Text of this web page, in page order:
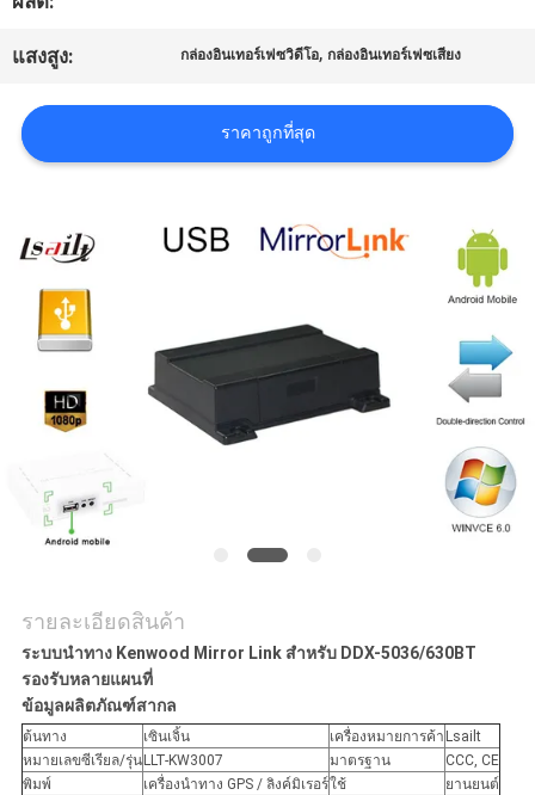
ข่าว
แผนผัง
เว็บไซต์
PRIVACY
POLICY
แสงสูง: กล่องอินเทอร์เฟซวิดีโอ, กล่องอินเทอร์เฟซเสียง
ราคาถูกที่สุด
รายละเอียดสินค้า
ระบบนำทาง Kenwood Mirror Link สำหรับ DDX-5036/630BT
รองรับหลายแผนที่
ข้อมูลผลิตภัณฑ์สากล
ต้นทาง เซินเจิ้น เครื่องหมายการค้า Lsailt
หมายเลขซีเรียล/รุ่น LLT-KW3007 มาตรฐาน
CCC, CE
พิมพ์
เครื่องนำทาง GPS / ลิงค์มิเรอร์ใช้ ยานยนต์